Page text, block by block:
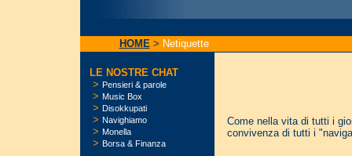
HOME> Netiquette
LE NOSTRE CHAT
> Pensieri & parole
> Music Box
> Disokkupati
> Navighiamo
> Monella
> Borsa & Finanza
Come nella vita di tutti i
convivenza di tutti i